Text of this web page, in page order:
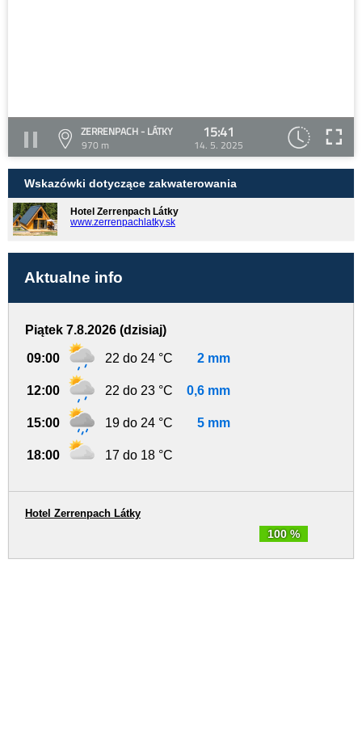
ZERRENPACH - LÁTKY
970 m
15:41
14. 5. 2025
Wskazówki dotyczące zakwaterowania
Hotel Zerrenpach Látky
www.zerrenpachlatky.sk
Aktualne info
Piątek 7.8.2026 (dzisiaj)
09:00 22 do 24 °C 2 mm
12:00 22 do 23 °C 0,6 mm
15:00 19 do 24 °C 5 mm
18:00 17 do 18 °C
100 %
Hotel Zerrenpach Látky